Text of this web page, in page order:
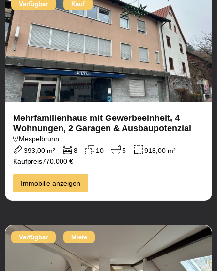
Verfügbar Kauf
Mehrfamilienhaus mit Gewerbeeinheit, 4
Wohnungen, 2 Garagen & Ausbaupotenzial
Mespelbrunn
393,00 m²
8 10 5
918,00 m²
Kaufpreis770.000 €
Immobilie anzeigen
Verfügbar Miete